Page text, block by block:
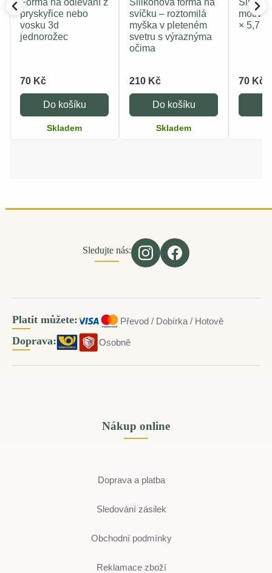
Forma na odlévání z
pryskyřice nebo
vosku 3d
jednorožec
70 Kč
Do košíku
Skladem
Silikonová forma na
svíčku – roztomilá
myška v pleteném
svetru s výraznýma
očima
210 Kč
Do košíku
Skladem
× 5,7
70 Kč
Sledujte nás:
Platit můžete: Převod / Dobírka / Hotově
Doprava: Osobně
Nákup online
Doprava a platba
Sledování zásilek
Obchodní podmínky
Reklamace zboží